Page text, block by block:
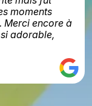
moments
Merci encore à
adorable,